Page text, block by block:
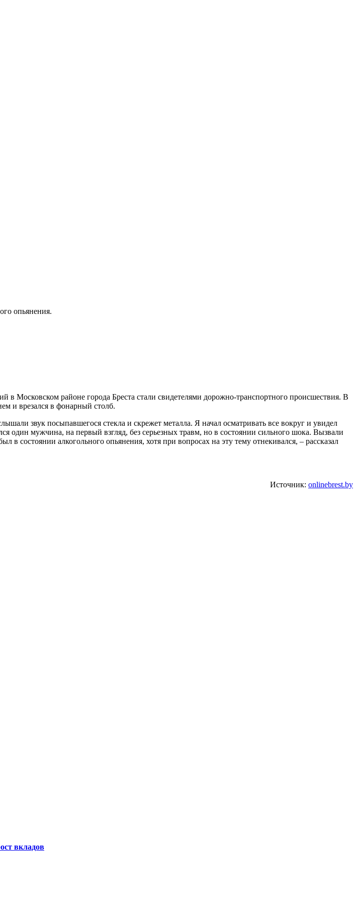
опьянения.
районе города Бреста стали свидетелями дорожно-транспортного происшествия. В
и врезался в фонарный столб.
звук посыпавшегося стекла и скрежет металла. Я начал осматривать все вокруг и увидел
один мужчина, на первый взгляд, без серьезных травм, но в состоянии сильного шока. Вызвали
состоянии алкогольного опьянения, хотя при вопросах на эту тему отнекивался, – рассказал
Источник: onlinebrest.by
вкладов